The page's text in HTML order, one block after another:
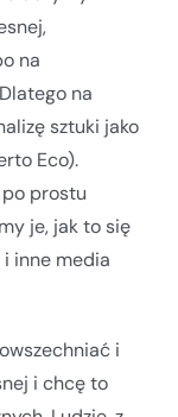
na
na
sztuki jako
Eco).
prostu
je, jak to się
inne media
i
i chcę to